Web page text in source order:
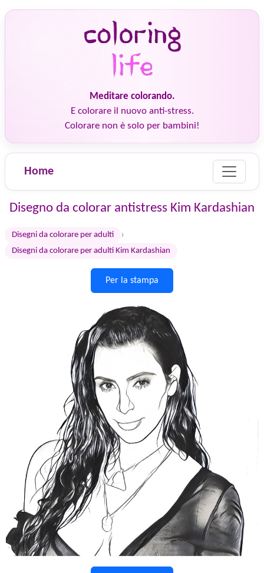
Meditare colorando.
E colorare il nuovo anti-stress.
Colorare non è solo per bambini!
Home
Disegno da colorar antistress Kim Kardashian
Disegni da colorare per adulti ›
Disegni da colorare per adulti Kim Kardashian
Per la stampa